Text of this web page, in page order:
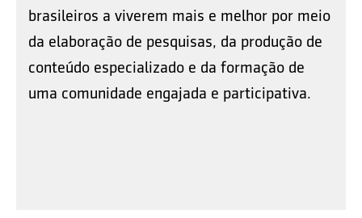
brasileiros a viverem mais e melhor por meio
da elaboração de pesquisas, da produção de
conteúdo especializado e da formação de
uma comunidade engajada e participativa.